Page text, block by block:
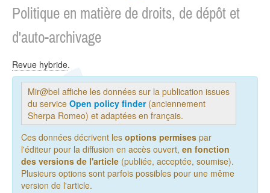
Recherche
avancée
EN
?
Politique en matière de droits, de dépôt et
d'auto-archivage
Revue hybride.
Mir@bel affiche les données sur la publication issues
du service Open policy finder(anciennement
Sherpa Romeo) et adaptées en français.
Ces données décrivent les options permises par
l'éditeur pour la diffusion en accès ouvert, en fonction
des versions de l'article (publiée, acceptée, soumise).
Plusieurs options sont parfois possibles pour une même
version de l'article.